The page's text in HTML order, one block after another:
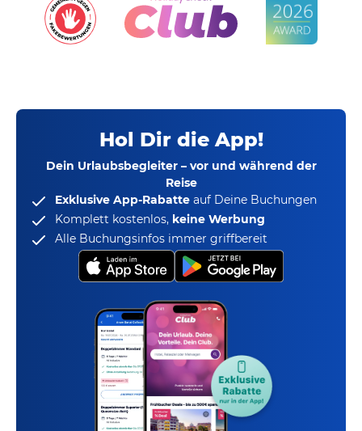
Hol Dir die App!
Dein Urlaubsbegleiter – vor und während der
Reise
Exklusive App-Rabatte auf Deine Buchungen
Komplett kostenlos, keine Werbung
Alle Buchungsinfos immer griffbereit